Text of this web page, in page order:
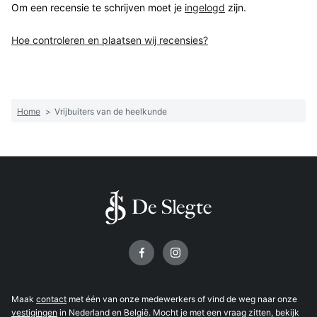
Om een recensie te schrijven moet je ingelogd zijn.
Hoe controleren en plaatsen wij recensies?
Home > Vrijbuiters van de heelkunde
Maak contact met één van onze medewerkers of vind de weg naar onze
vestigingen in Nederland en België. Mocht je met een vraag zitten, bekijk